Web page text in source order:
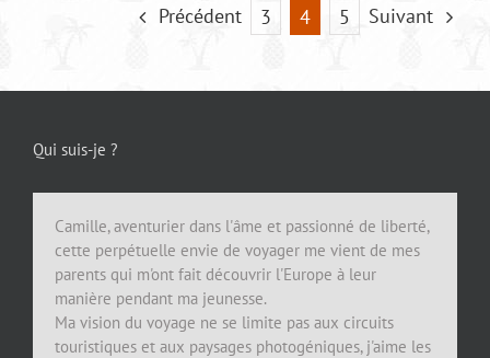
Précédent 3 4 5 Suivant
Qui suis-je ?
Camille, aventurier dans l'âme et passionné de liberté,
cette perpétuelle envie de voyager me vient de mes
parents qui m'ont fait découvrir l'Europe à leur
manière pendant ma jeunesse.
Ma vision du voyage ne se limite pas aux circuits
touristiques et aux paysages photogéniques, j'aime les